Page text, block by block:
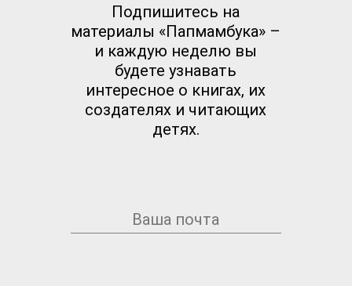
Подпишитесь на
материалы «Папмамбука» –
и каждую неделю вы
будете узнавать
интересное о книгах, их
создателях и читающих
детях.